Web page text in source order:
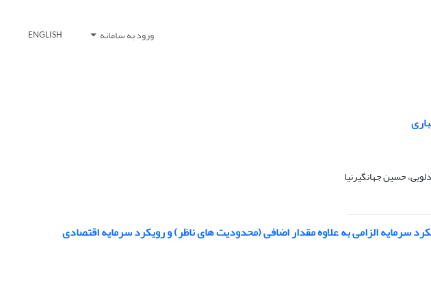
ورود به سامانه ENGLISH
حسین جهانگیرنیا
الزامی به علاوه مقدار اضافی (‌محدودیت های ناظر) و رویکرد سرمایه اقتصادی